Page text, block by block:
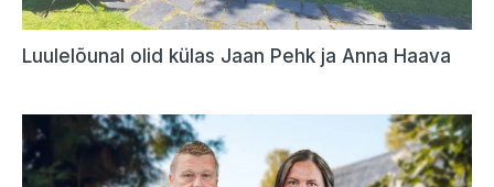
Luulelõunal olid külas Jaan Pehk ja Anna Haava